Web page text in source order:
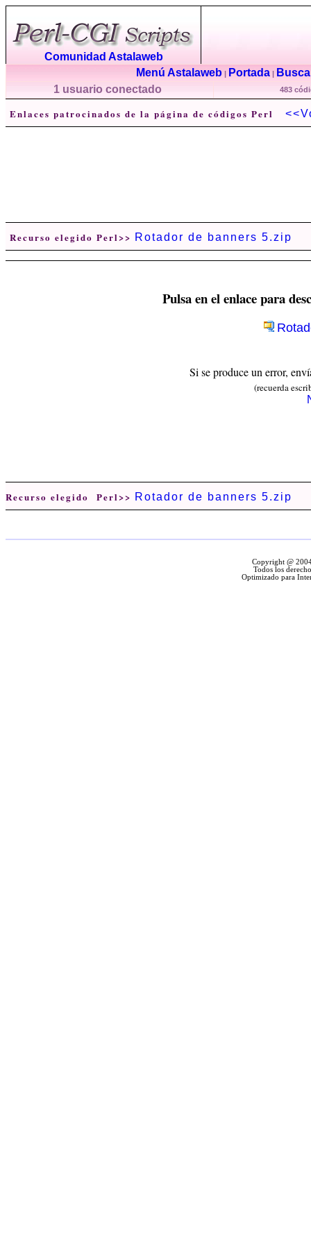
Comunidad Astalaweb
Menú Astalaweb | Portada |
1 usuario conectado
483
Enlaces patrocinados de la página de códigos Perl
Recurso elegido Perl>> Rotador de banners 5.zip
Pulsa en el enlace para
Si se produce un error,
(recuerda
Recurso elegido Perl>> Rotador de banners 5.zip
Copyright @
Todos los
Optimizado para